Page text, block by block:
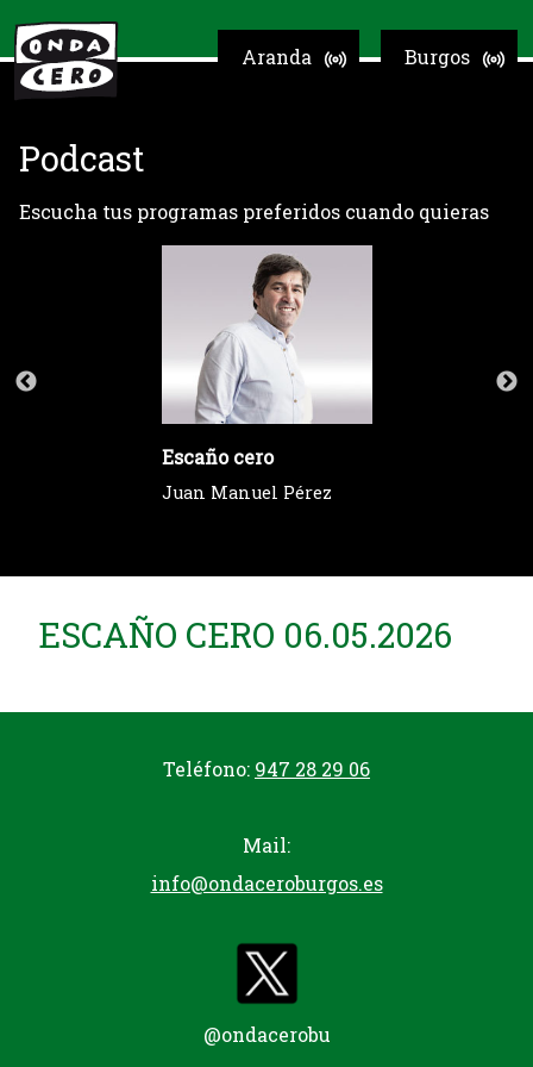
Burgos
Aranda
Podcast
Escucha tus programas preferidos cuando quieras
Escaño cero
Juan Manuel Pérez
ESCAÑO CERO 06.05.2026
Teléfono: 947 28 29 06
Mail:
info@ondaceroburgos.es
@ondacerobu